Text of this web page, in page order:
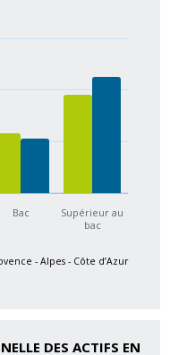
Bac
Supérieur au
bac
- Alpes - Côte d’Azur
DES ACTIFS EN